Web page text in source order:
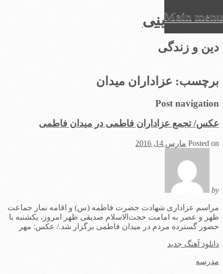
عرفان دینی
دین و زندگی
Main menu
to
content
برچسب: عزاداران میدان
Post navigation
عکس/ تجمع عزاداران فاطمی در میدان فاطمی
Posted on مارس 14, 2016
by
مراسم عزاداری شهادت حضرت فاطمه (س) و اقامه نماز جماعت
ظهر و عصر به امامت حجت‌الاسلام صدیقی ظهر امروز، یکشنبه با
حضور گسترده مردم در میدان فاطمی برگزار شد./ عکس: مهر
دانلود آهنگ جدید
مدرسه